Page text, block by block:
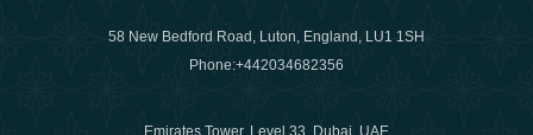
58 New Bedford Road, Luton, England, LU1 1SH
Phone:+442034682356